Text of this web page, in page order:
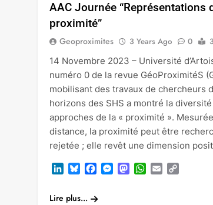
AAC Journée “Représentations
proximité”
Geoproximites 3 Years Ago 0
14 Novembre 2023 – Université
numéro 0 de la revue GéoProximitéS
mobilisant des travaux de chercheurs
horizons des SHS a montré la
approches de la « proximité ».
distance, la proximité peut être
rejetée ; elle revêt une dimension
LinkedInBlueskyFacebook
Messenger
Mastodon
WhatsApp
Email
Lire plus...